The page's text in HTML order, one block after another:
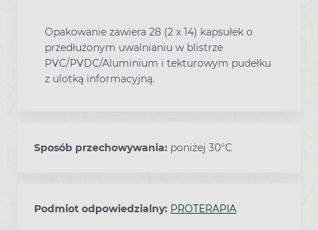
Opakowanie zawiera 28 (2 x 14) kapsułek o
przedłużonym uwalnianiu w blistrze
PVC/PVDC/Aluminium i tekturowym pudełku
z ulotką informacyjną.
Sposób przechowywania: poniżej 30°C
Podmiot odpowiedzialny: PROTERAPIA